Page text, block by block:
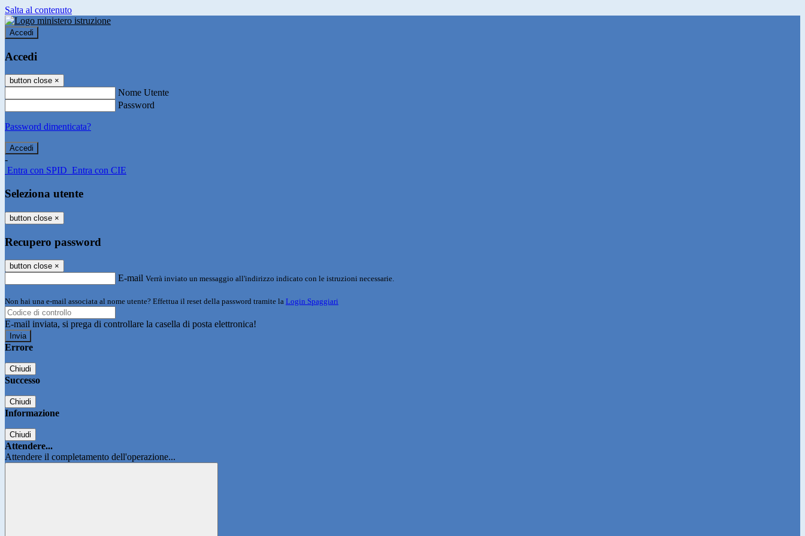
Salta al contenuto
Accedi
Accedi
button close ×
Nome Utente
Password
Password dimenticata?
-
Entra con SPID Entra con CIE
Seleziona utente
button close ×
Recupero password
button close ×
E-mail Verrà inviato un messaggio all'indirizzo indicato con le istruzioni necessarie.
Non hai una e-mail associata al nome utente? Effettua il reset della password tramite la Login Spaggiari
E-mail inviata, si prega di controllare la casella di posta elettronica!
Errore
Chiudi
Successo
Chiudi
Informazione
Chiudi
Attendere...
Attendere il completamento dell'operazione...